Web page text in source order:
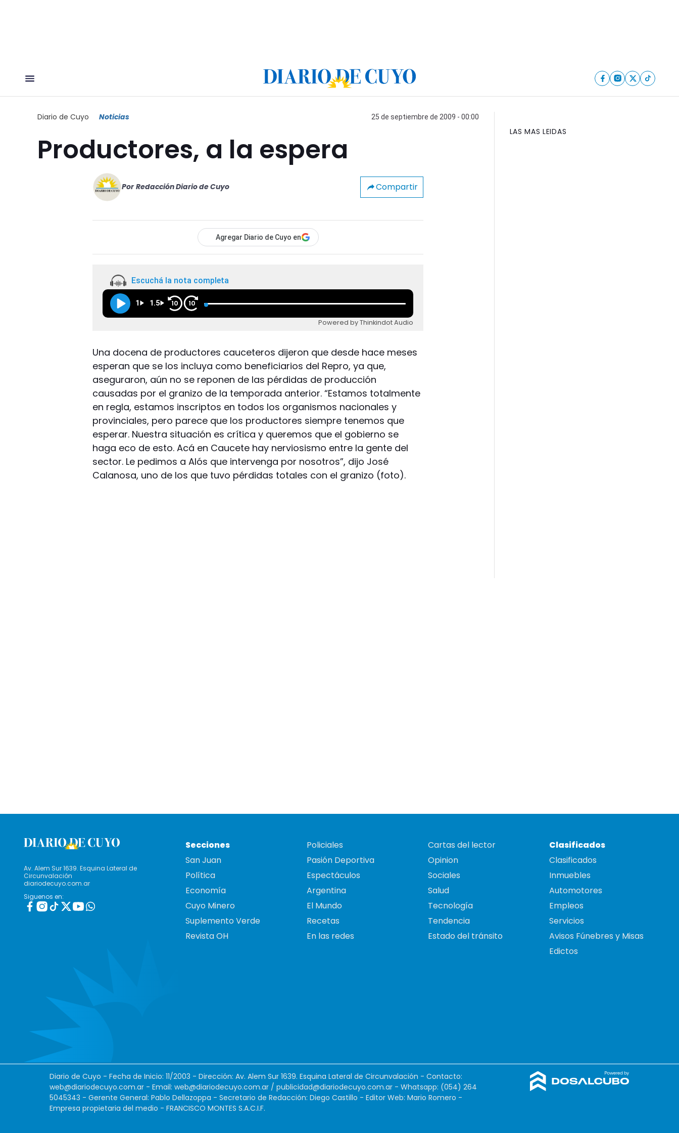
Diario de Cuyo Noticias 25 de septiembre de 2009 - 00:00
Productores, a la espera
Por Redacción Diario de Cuyo Compartir
Agregar Diario de Cuyo en
Escuchá la nota completa
1 1.5 10 10
Powered by Thinkindot Audio
Una docena de productores cauceteros dijeron que desde hace meses
esperan que se los incluya como beneficiarios del Repro, ya que,
aseguraron, aún no se reponen de las pérdidas de producción
causadas por el granizo de la temporada anterior. “Estamos totalmente
en regla, estamos inscriptos en todos los organismos nacionales y
provinciales, pero parece que los productores siempre tenemos que
esperar. Nuestra situación es crítica y queremos que el gobierno se
haga eco de esto. Acá en Caucete hay nerviosismo entre la gente del
sector. Le pedimos a Alós que intervenga por nosotros”, dijo José
Calanosa, uno de los que tuvo pérdidas totales con el granizo (foto).
LAS MAS LEIDAS
Av. Alem Sur 1639. Esquina Lateral de
Circunvalación
diariodecuyo.com.ar
Siguenos en:
Secciones
San Juan
Política
Economía
Cuyo Minero
Suplemento Verde
Revista OH
Policiales
Pasión Deportiva
Espectáculos
Argentina
El Mundo
Recetas
En las redes
Cartas del lector
Opinion
Sociales
Salud
Tecnología
Tendencia
Estado del tránsito
Clasificados
Clasificados
Inmuebles
Automotores
Empleos
Servicios
Avisos Fúnebres y Misas
Edictos
Diario de Cuyo - Fecha de Inicio: 11/2003 - Dirección: Av. Alem Sur 1639. Esquina Lateral de Circunvalación - Contacto:
web@diariodecuyo.com.ar - Email: web@diariodecuyo.com.ar / publicidad@diariodecuyo.com.ar - Whatsapp: (054) 264
5045343 - Gerente General: Pablo Dellazoppa - Secretario de Redacción: Diego Castillo - Editor Web: Mario Romero -
Empresa propietaria del medio - FRANCISCO MONTES S.A.C.I.F.